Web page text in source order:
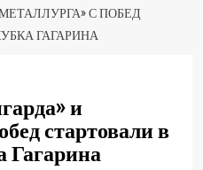
С ПОБЕД
ГАГАРИНА
и
стартовали в